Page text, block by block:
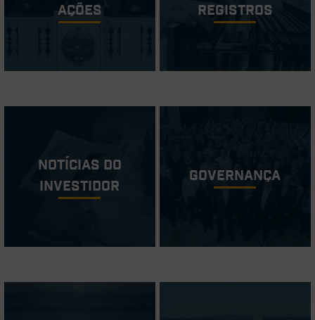
ações
Registros
Notícias do
investidor
Governança